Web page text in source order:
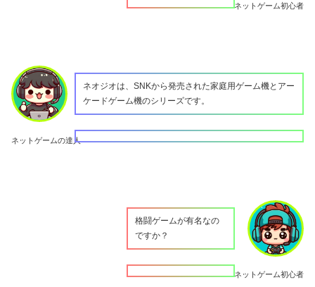
ネットゲーム初心者
ネットゲームの達人
ネオジオは、SNKから発売された家庭用ゲーム機とアー
ケードゲーム機のシリーズです。
ネットゲーム初心者
格闘ゲームが有名なの
ですか？